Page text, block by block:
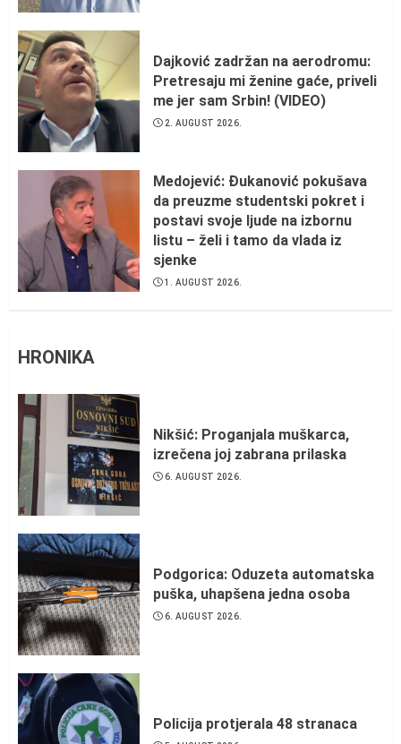
Dajković zadržan na aerodromu:
Pretresaju mi ženine gaće, priveli
me jer sam Srbin! (VIDEO)
2. AUGUST 2026.
Medojević: Đukanović pokušava
da preuzme studentski pokret i
postavi svoje ljude na izbornu
listu – želi i tamo da vlada iz
sjenke
1. AUGUST 2026.
HRONIKA
Nikšić: Proganjala muškarca,
izrečena joj zabrana prilaska
6. AUGUST 2026.
Podgorica: Oduzeta automatska
puška, uhapšena jedna osoba
6. AUGUST 2026.
Policija protjerala 48 stranaca